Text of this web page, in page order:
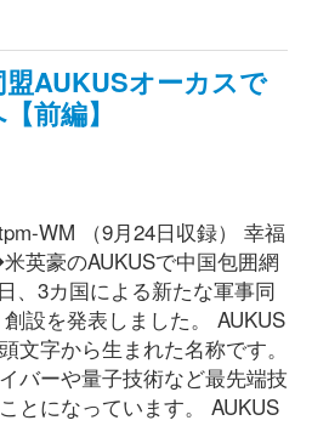
AUKUSオーカスで
前編】
WM （9月24日収録） 幸福
豪のAUKUSで中国包囲網
、3カ国による新たな軍事同
設を発表しました。 AUKUS
文字から生まれた名称です。
バーや量子技術など最先端技
とになっています。 AUKUS